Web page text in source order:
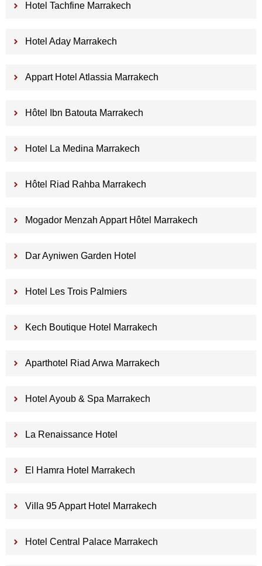
Hotel Tachfine Marrakech
Hotel Aday Marrakech
Appart Hotel Atlassia Marrakech
Hôtel Ibn Batouta Marrakech
Hotel La Medina Marrakech
Hôtel Riad Rahba Marrakech
Mogador Menzah Appart Hôtel Marrakech
Dar Ayniwen Garden Hotel
Hotel Les Trois Palmiers
Kech Boutique Hotel Marrakech
Aparthotel Riad Arwa Marrakech
Hotel Ayoub & Spa Marrakech
La Renaissance Hotel
El Hamra Hotel Marrakech
Villa 95 Appart Hotel Marrakech
Hotel Central Palace Marrakech